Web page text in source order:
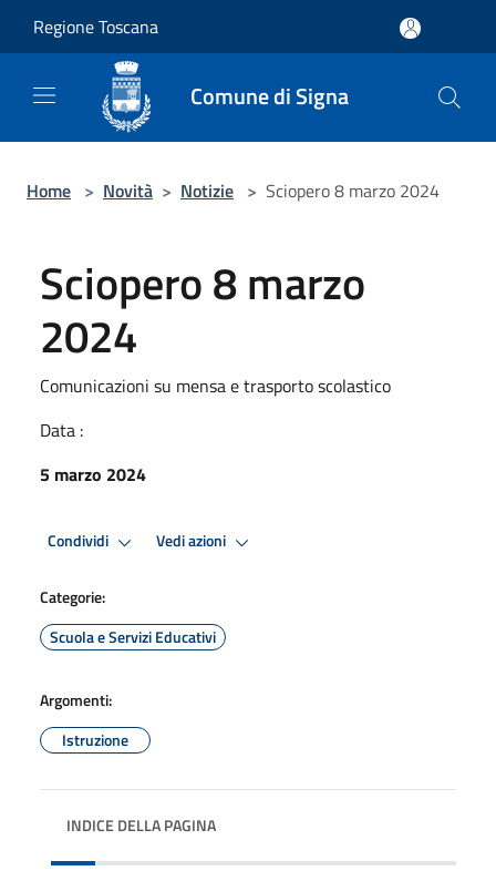
Regione Toscana
Comune di Signa
Home > Novità > Notizie > Sciopero 8 marzo 2024
Sciopero 8 marzo
2024
Comunicazioni su mensa e trasporto scolastico
Data :
5 marzo 2024
Condividi Vedi azioni
Categorie:
Scuola e Servizi Educativi
Argomenti:
Istruzione
INDICE DELLA PAGINA